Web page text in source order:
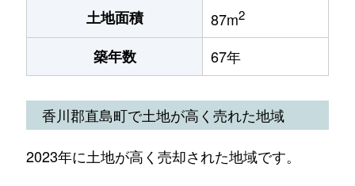
土地面積 87m2
築年数 67年
香川郡直島町で土地が高く売れた地域
2023年に土地が高く売却された地域です。